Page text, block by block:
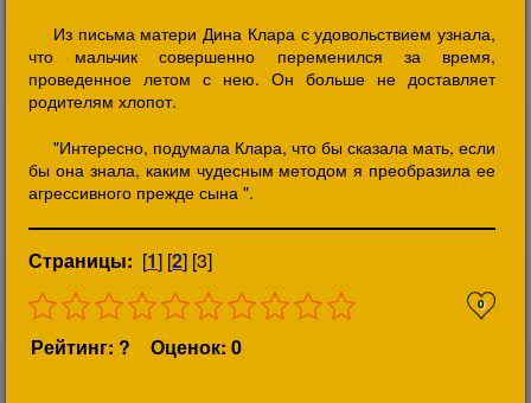
Из письма матери Дина Клара с удовольствием узнала,
что мальчик совершенно переменился за время,
проведенное летом с нею. Он больше не доставляет
родителям хлопот.
"Интересно, подумала Клара, что бы сказала мать, если
бы она знала, каким чудесным методом я преобразила ее
агрессивного прежде сына ".
Страницы: [1] [2] [3]
0
Рейтинг: ? Оценок: 0